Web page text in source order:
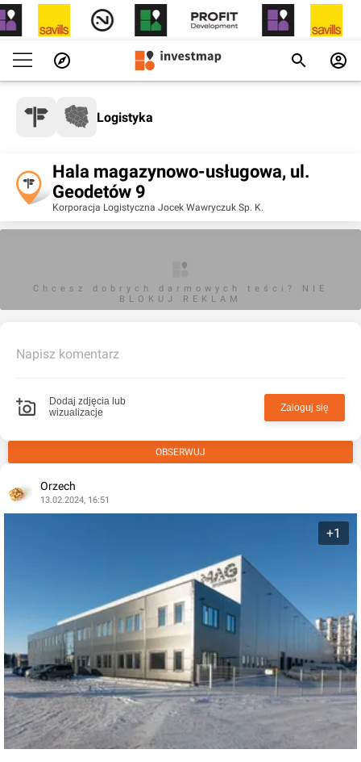
Logistyka
Hala magazynowo-usługowa, ul.
Geodetów 9
Korporacja Logistyczna Jocek Wawryczuk Sp. K.
Chcesz dobrych darmowych teści? NIE
BLOKUJ REKLAM
Napisz komentarz
Dodaj zdjęcia lub
wizualizacje
Zaloguj się
OBSERWUJ
Orzech
13.02.2024, 16:51
+1